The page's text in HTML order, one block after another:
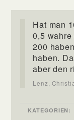
Hat man
0,5
200
haben.
aber den
Lenz,
KATEGORIEN: